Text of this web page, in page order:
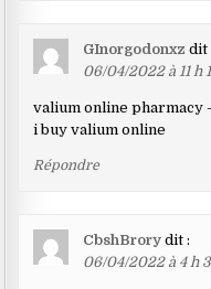
GInorgodonxz dit
06/04/2022 à 11 h
valium online pharmacy
i buy valium online
Répondre
CbshBrory dit :
06/04/2022 à 4 h